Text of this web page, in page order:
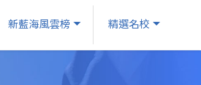
新藍海風雲榜 精選名校